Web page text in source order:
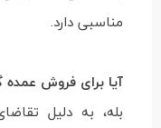
مناسبی دارد.
آیا برای فروش
بله، به دلیل